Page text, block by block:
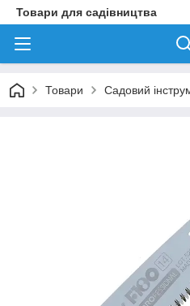
Товари для садівництва
Товари Садовий